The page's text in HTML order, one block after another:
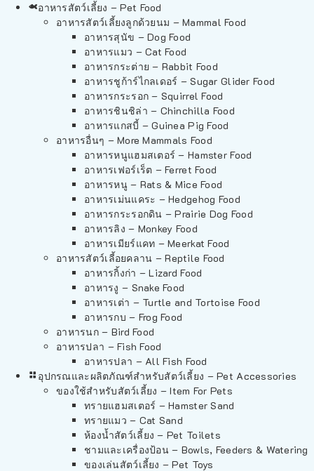
อาหารสัตว์เลี้ยง – Pet Food
อาหารสัตว์เลี้ยงลูกด้วยนม – Mammal Food
อาหารสุนัข – Dog Food
อาหารแมว – Cat Food
อาหารกระต่าย – Rabbit Food
อาหารชูก้าร์ไกลเดอร์ – Sugar Glider Food
อาหารกระรอก – Squirrel Food
อาหารชินชิล่า – Chinchilla Food
อาหารแกสบี้ – Guinea Pig Food
อาหารอื่นๆ – More Mammals Food
อาหารหนูแฮมสเตอร์ – Hamster Food
อาหารเฟอร์เร็ต – Ferret Food
อาหารหนู – Rats & Mice Food
อาหารเม่นแคระ – Hedgehog Food
อาหารกระรอกดิน – Prairie Dog Food
อาหารลิง – Monkey Food
อาหารเมียร์แคท – Meerkat Food
อาหารสัตว์เลี้อยคลาน – Reptile Food
อาหารกิ้งก่า – Lizard Food
อาหารงู – Snake Food
อาหารเต่า – Turtle and Tortoise Food
อาหารกบ – Frog Food
อาหารนก – Bird Food
อาหารปลา – Fish Food
อาหารปลา – All Fish Food
อุปกรณและผลิตภัณฑ์สำหรับสัตว์เลี้ยง – Pet Accessories
ของใช้สำหรับสัตว์เลี้ยง – Item For Pets
ทรายแฮมสเตอร์ – Hamster Sand
ทรายแมว – Cat Sand
ห้องน้ำสัตว์เลี้ยง – Pet Toilets
ชามและเครื่องป้อน – Bowls, Feeders & Watering
ของเล่นสัตว์เลี้ยง – Pet Toys